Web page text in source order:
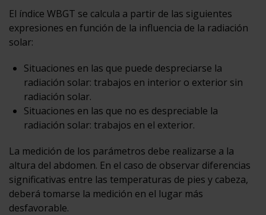
El índice WBGT se calcula a partir de las siguientes
expresiones en función de la influencia de la radiación
solar:
Situaciones en las que puede despreciarse la
radiación solar: trabajos en interior o exterior sin
radiación solar.
Situaciones en las que no es despreciable la
radiación solar: trabajos en el exterior.
La medición de los parámetros debe realizarse a la
altura del abdomen. En el caso de observar diferencias
significativas entre las temperaturas de pies y cabeza,
deberá tomarse la medición en el lugar más
desfavorable.